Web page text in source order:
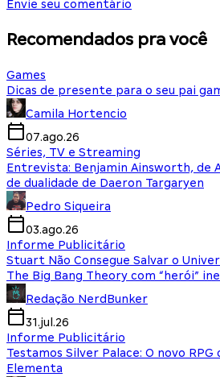
Envie seu comentário
Recomendados pra você
Games
Dicas de presente para o seu pai
Camila Hortencio
07.ago.26
Séries, TV e Streaming
Entrevista: Benjamin Ainsworth, de
de dualidade de Daeron Targaryen
Pedro Siqueira
03.ago.26
Informe Publicitário
Stuart Não Consegue Salvar o
The Big Bang Theory com “herói”
Redação NerdBunker
31.jul.26
Informe Publicitário
Testamos Silver Palace: O novo
Elementa